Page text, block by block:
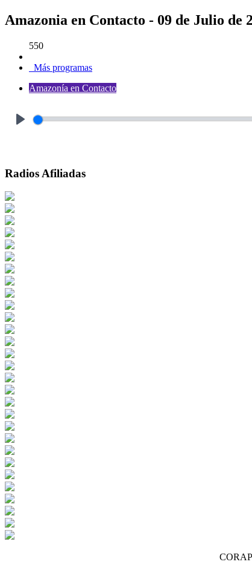
Amazonia en Contacto - 09 de Julio de
550
Más programas
Amazonía en Contacto
Radios Afiliadas